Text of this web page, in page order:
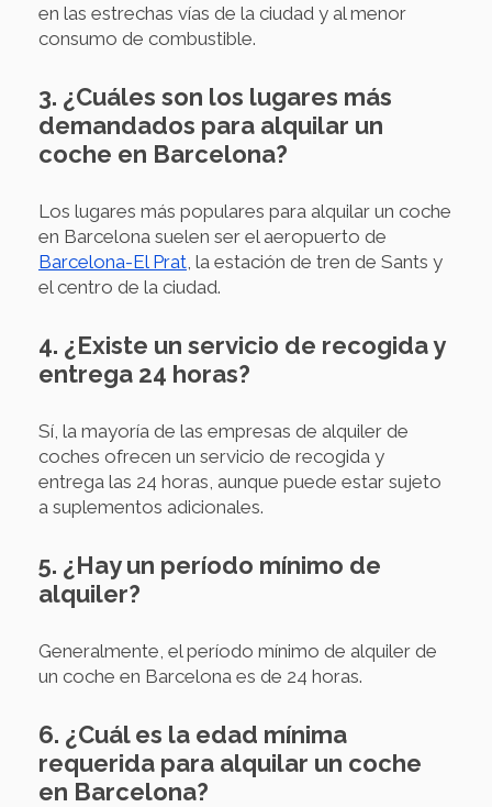
en las estrechas vías de la ciudad y al menor
consumo de combustible.
3. ¿Cuáles son los lugares más
demandados para alquilar un
coche en Barcelona?
Los lugares más populares para alquilar un coche
en Barcelona suelen ser el aeropuerto de
Barcelona-El Prat , la estación de tren de Sants y
el centro de la ciudad.
4. ¿Existe un servicio de recogida y
entrega 24 horas?
Sí, la mayoría de las empresas de alquiler de
coches ofrecen un servicio de recogida y
entrega las 24 horas, aunque puede estar sujeto
a suplementos adicionales.
5. ¿Hay un período mínimo de
alquiler?
Generalmente, el período mínimo de alquiler de
un coche en Barcelona es de 24 horas.
6. ¿Cuál es la edad mínima
requerida para alquilar un coche
en Barcelona?